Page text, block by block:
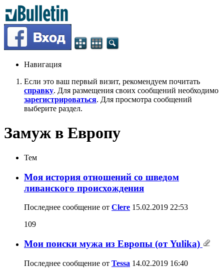
Навигация
Если это ваш первый визит, рекомендуем почитать
справку. Для размещения своих сообщений необходимо
зарегистрироваться. Для просмотра сообщений
выберите раздел.
Замуж в Европу
Тем
Моя история отношений со шведом
ливанского происхождения
Последнее сообщение от Clere 15.02.2019 22:53
109
Мои поиски мужа из Европы (от Yulika)
Последнее сообщение от Tessa 14.02.2019 16:40